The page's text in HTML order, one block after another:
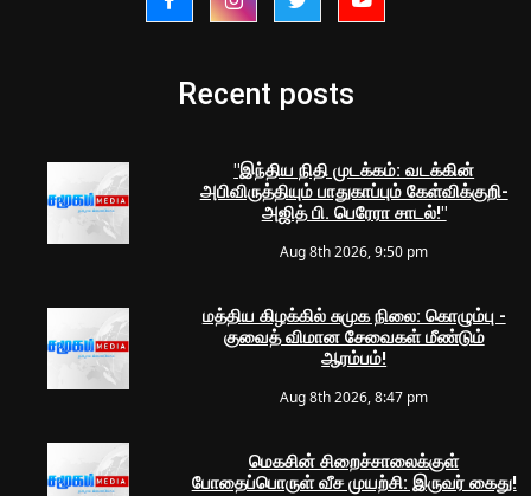
Recent posts
"இந்திய நிதி முடக்கம்: வடக்கின்
அபிவிருத்தியும் பாதுகாப்பும் கேள்விக்குறி-
அஜித் பி. பெரேரா சாடல்!"
Aug 8th 2026, 9:50 pm
மத்திய கிழக்கில் சுமுக நிலை: கொழும்பு -
குவைத் விமான சேவைகள் மீண்டும்
ஆரம்பம்!
Aug 8th 2026, 8:47 pm
மெகசின் சிறைச்சாலைக்குள்
போதைப்பொருள் வீச முயற்சி: இருவர் கைது!